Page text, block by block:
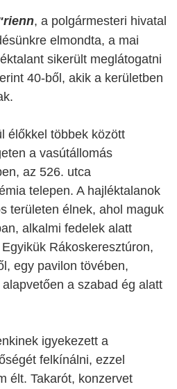
rienn, a polgármesteri hivatal
elmondta, a mai
sikerült meglátogatni
40-ből, akik a kerületben
élőkkel többek között
a vasútállomás
az 526. utca
telepen. A hajléktalanok
területen élnek, ahol maguk
alkalmi fedelek alatt
Rákoskeresztúron,
egy pavilon tövében,
a szabad ég alatt
igyekezett a
felkínálni, ezzel
élt. Takarót, konzervet